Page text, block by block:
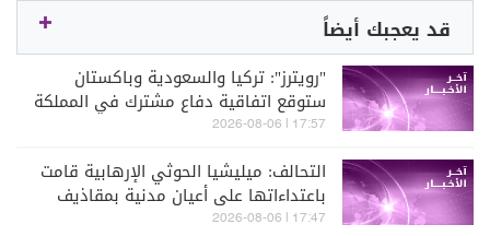
قد يعجبك أيضاً
"رويترز": تركيا والسعودية وباكستان
ستوقع اتفاقية دفاع مشترك في المملكة
الجمعة
17:57 | 2026-08-06
التحالف: ميليشيا الحوثي الإرهابية قامت
باعتداءاتها على أعيان مدنية بمقاذيف
عشوائية
17:47 | 2026-08-06